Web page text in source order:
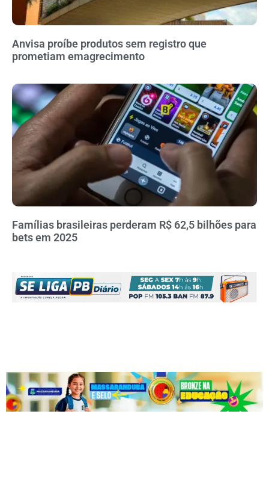
Anvisa proíbe produtos sem registro que
prometiam emagrecimento
Famílias brasileiras perderam R$ 62,5 bilhões para
bets em 2025